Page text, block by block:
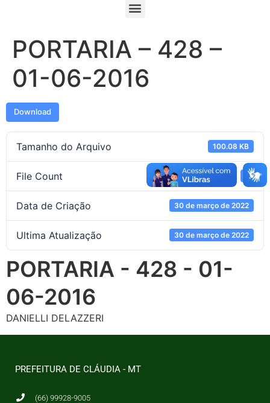
PORTARIA – 428 –
01-06-2016
Download
Tamanho do Arquivo 100.08 KB
File Count 1
Data de Criação 30 de março de 2022
Ultima Atualização 30 de março de 2022
PORTARIA - 428 - 01-
06-2016
DANIELLI DELAZZERI
PREFEITURA DE CLÁUDIA - MT
(66) 99928-9005